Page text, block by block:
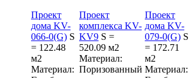
Проект
дома KV-
066-0(G) S
= 122.48
м2
Материал:
Проект
комплекса KV-
KV9 S =
520.09 м2
Материал:
Поризованный
Проект
дома KV-
079-0(G) S
= 172.71
м2
Материал: